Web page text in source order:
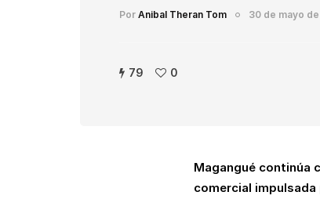
Por Anibal Theran Tom 30 de mayo
79 0
Magangué continúa
comercial impulsada